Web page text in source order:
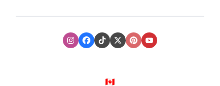
InstagramFacebook
TikTokXTwitter
PinterestYoutube
🇨🇦